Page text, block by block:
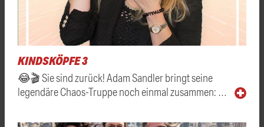
KINDSKÖPFE 3
😂🎬 Sie sind zurück! Adam Sandler bringt seine
legendäre Chaos-Truppe noch einmal zusammen: …